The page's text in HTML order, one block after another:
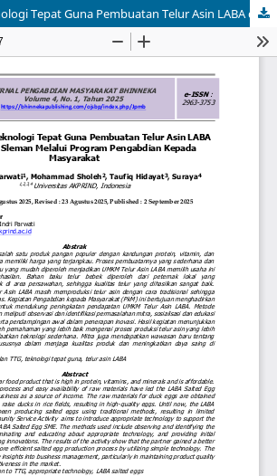
Pengenalan Teknologi Tepat Guna Pembuatan Telur Asin LABA di Godean Sleman Melalui Program Pengabdian Kepada Masyarakat